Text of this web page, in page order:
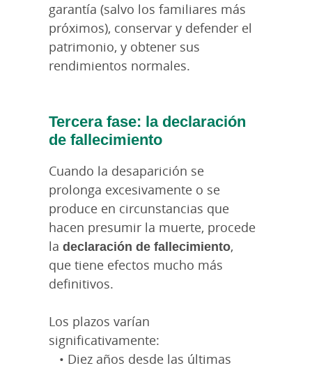
garantía (salvo los familiares más
próximos), conservar y defender el
patrimonio, y obtener sus
rendimientos normales.
Tercera fase: la declaración
de fallecimiento
Cuando la desaparición se
prolonga excesivamente o se
produce en circunstancias que
hacen presumir la muerte, procede
la declaración de fallecimiento,
que tiene efectos mucho más
definitivos.
Los plazos varían
significativamente:
• Diez años desde las últimas